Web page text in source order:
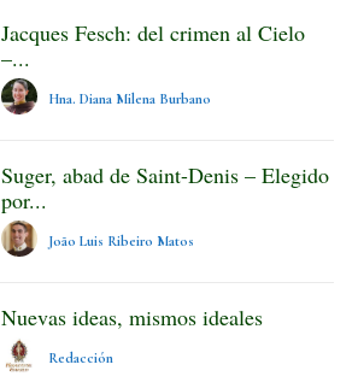
Jacques Fesch: del crimen al Cielo
–...
Hna. Diana Milena Burbano
Suger, abad de Saint-Denis – Elegido
por...
João Luis Ribeiro Matos
Nuevas ideas, mismos ideales
Redacción